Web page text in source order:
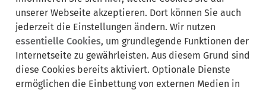
unserer Webseite akzeptieren. Dort können Sie auch
jederzeit die Einstellungen ändern. Wir nutzen
essentielle Cookies, um grundlegende Funktionen der
Internetseite zu gewährleisten. Aus diesem Grund sind
diese Cookies bereits aktiviert. Optionale Dienste
ermöglichen die Einbettung von externen Medien in